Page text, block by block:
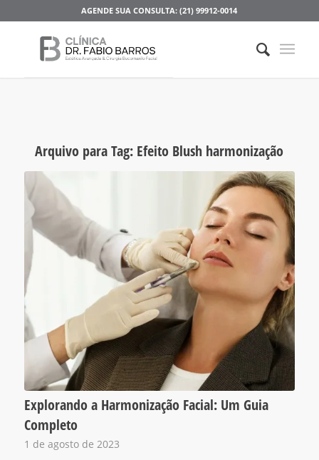
AGENDE SUA CONSULTA: (21) 99912-0014
Arquivo para Tag: Efeito Blush harmonização
Explorando a Harmonização Facial: Um Guia
Completo
1 de agosto de 2023